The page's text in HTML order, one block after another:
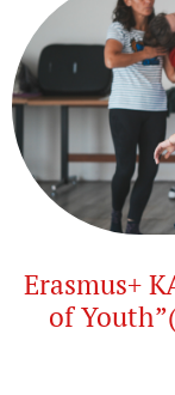
Erasmus+
of